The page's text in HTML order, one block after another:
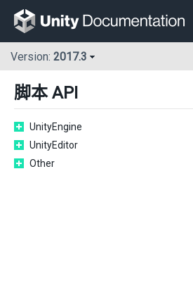
Version: 2017.3
脚本 API
UnityEngine
UnityEditor
Other